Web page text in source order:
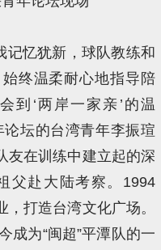
记忆犹新，球队教练和
终温柔耐心地指导陪
到‘两岸一家亲’的温
论坛的台湾青年李振瑄
友在训练中建立起的深
父赴大陆考察。1994
打造台湾文化广场。
成为“闽超”平潭队的一